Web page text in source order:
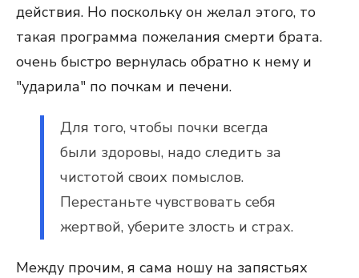
действия. Но поскольку он желал этого, то
такая программа пожелания смерти брата.
очень быстро вернулась обратно к нему и
"ударила" по почкам и печени.
Для того, чтобы почки всегда
были здоровы, надо следить за
чистотой своих помыслов.
Перестаньте чувствовать себя
жертвой, уберите злость и страх.
Между прочим, я сама ношу на запястьях